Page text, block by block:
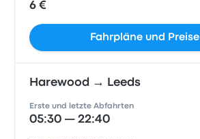
6 €
Fahrpläne und Preise
Harewood → Leeds
Erste und letzte Abfahrten
05:30 — 22:40